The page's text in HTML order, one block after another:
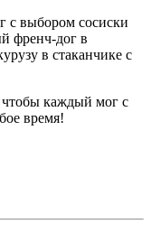
с выбором сосиски
френч-дог в
в стаканчике с
чтобы каждый мог с
время!